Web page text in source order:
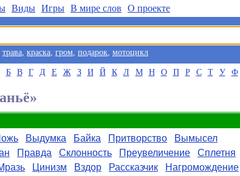
Виды Игры В мире слов О проекте
трава, краска, гром, подарок, мотоцикл
Б В Г Д Е Ж З И Й К Л М Н О П Р С Т У Ф
Выдумка Байка Притворство
Вымысел
Правда Склонность Преувеличение
Сплетня
Цинизм Вздор Рассказчик
Нагромождение